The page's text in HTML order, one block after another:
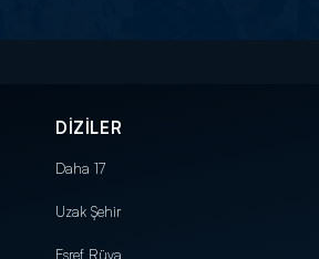
DİZİLER
Daha 17
Uzak Şehir
Eşref Rüya